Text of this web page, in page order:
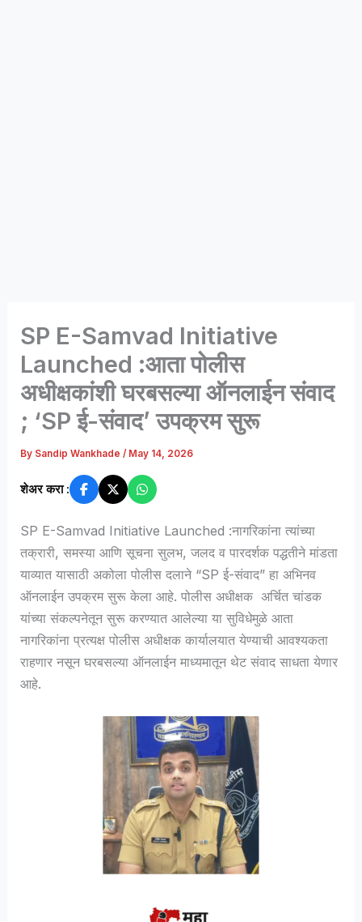
SP E-Samvad Initiative
Launched :आता पोलीस
अधीक्षकांशी घरबसल्या ऑनलाईन संवाद
; ‘SP ई-संवाद’ उपक्रम सुरू
By Sandip Wankhade/ May 14, 2026
शेअर करा :
SP E-Samvad Initiative Launched :नागरिकांना त्यांच्या
तक्रारी, समस्या आणि सूचना सुलभ, जलद व पारदर्शक पद्धतीने मांडता
याव्यात यासाठी अकोला पोलीस दलाने “SP ई-संवाद” हा अभिनव
ऑनलाईन उपक्रम सुरू केला आहे. पोलीस अधीक्षक अर्चित चांडक
यांच्या संकल्पनेतून सुरू करण्यात आलेल्या या सुविधेमुळे आता
नागरिकांना प्रत्यक्ष पोलीस अधीक्षक कार्यालयात येण्याची आवश्यकता
राहणार नसून घरबसल्या ऑनलाईन माध्यमातून थेट संवाद साधता येणार
आहे.